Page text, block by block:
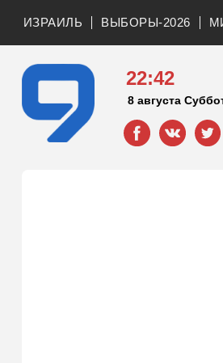
ИЗРАИЛЬ ВЫБОРЫ-2026
22:42
8 августа